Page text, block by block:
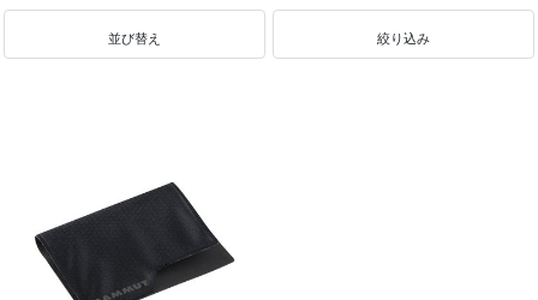
並び替え 絞り込み